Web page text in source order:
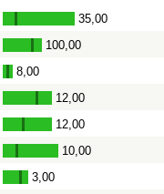
- 35,00
- 100,00
- 8,00
- 12,00
- 12,00
- 10,00
- 3,00